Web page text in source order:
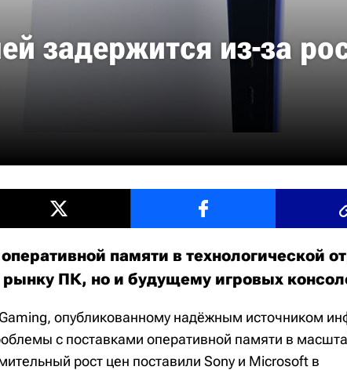
задержится из-за
памяти в технологической
рынку ПК, но и будущему игровых
опубликованному надёжным источником
с поставками оперативной памяти в
рост цен поставили Sony и Microsoft в